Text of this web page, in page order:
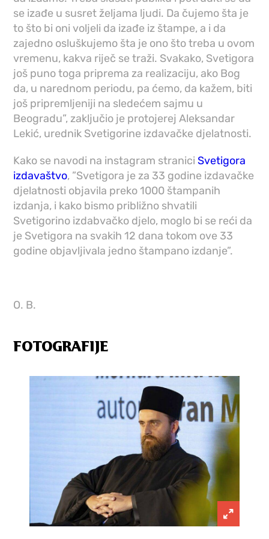
se izađe u susret željama ljudi. Da čujemo šta je
to što bi oni voljeli da izađe iz štampe, a i da
zajedno osluškujemo šta je ono što treba u ovom
vremenu, kakva riječ se traži. Svakako, Svetigora
još puno toga priprema za realizaciju, ako Bog
da, u narednom periodu, pa ćemo, da kažem, biti
još pripremljeniji na sledećem sajmu u
Beogradu”, zaključio je protojerej Aleksandar
Lekić, urednik Svetigorine izdavačke djelatnosti.
Kako se navodi na instagram stranici Svetigora
izdavaštvo, ”Svetigora je za 33 godine izdavačke
djelatnosti objavila preko 1000 štampanih
izdanja, i kako bismo približno shvatili
Svetigorino izdabvačko djelo, moglo bi se reći da
je Svetigora na svakih 12 dana tokom ove 33
godine objavljivala jedno štampano izdanje”.
O. B.
FOTOGRAFIJE